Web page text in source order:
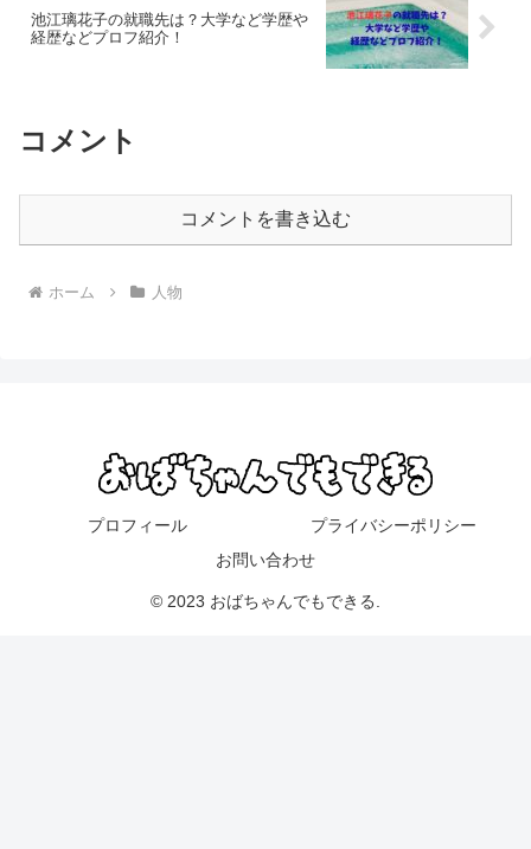
池江璃花子の就職先は？大学など学歴や
経歴などプロフ紹介！
コメント
コメントを書き込む
ホーム 人物
プロフィール
プライバシーポリシー
お問い合わせ
© 2023 おばちゃんでもできる.